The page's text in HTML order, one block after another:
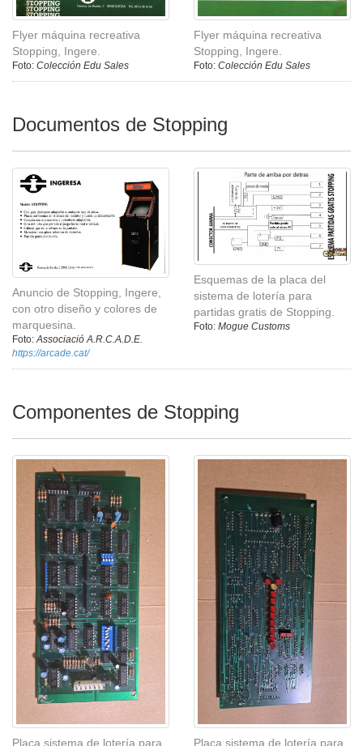
Flyer máquina recreativa
Stopping, Ingere.
Foto: Colección Edu Sales
Flyer máquina recreativa
Stopping, Ingere.
Foto: Colección Edu Sales
Documentos de Stopping
Anuncio de Stopping, Ingere,
con otro diseño y colores de
marquesina.
Foto:Associació A.R.C.A.D.E.
https://arcade.cat/
Esquemas de la placa del
sistema de lotería para
partidas gratis de Stopping.
Foto: Mogue Customs
Componentes de Stopping
Placa sistema de lotería para
Placa sistema de lotería para